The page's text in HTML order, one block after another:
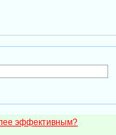
эффективным?